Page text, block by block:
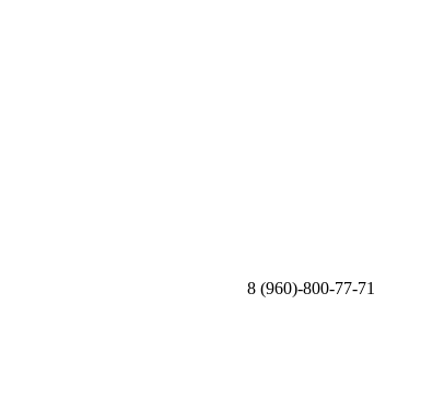
8 (960)-800-77-71